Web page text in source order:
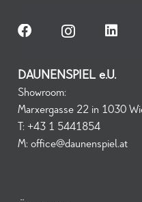
DAUNENSPIEL e.U.
Showroom:
Marxergasse 22 in 1030
T: +43 1 5441854
M: office@daunenspiel.at